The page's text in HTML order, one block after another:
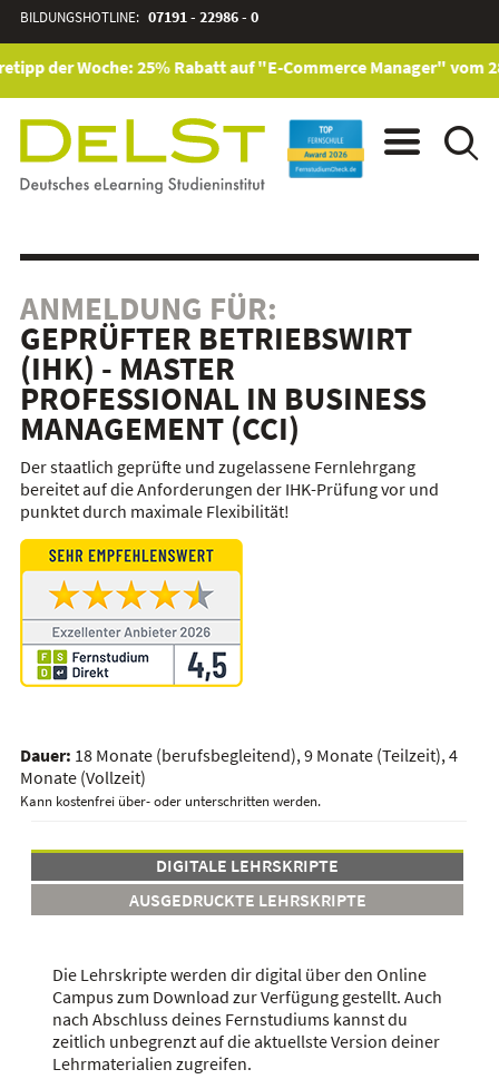
BILDUNGSHOTLINE: 07191 - 22986 - 0
der Woche: 25% Rabatt auf "E-Commerce Manager" vom
ANMELDUNG FÜR:
GEPRÜFTER BETRIEBSWIRT
(IHK) - MASTER
PROFESSIONAL IN BUSINESS
MANAGEMENT (CCI)
Der staatlich geprüfte und zugelassene Fernlehrgang
bereitet auf die Anforderungen der IHK-Prüfung vor und
punktet durch maximale Flexibilität!
Dauer: 18 Monate (berufsbegleitend), 9 Monate (Teilzeit), 4
Monate (Vollzeit)
Kann kostenfrei über- oder unterschritten werden.
DIGITALE LEHRSKRIPTE
AUSGEDRUCKTE LEHRSKRIPTE
Die Lehrskripte werden dir digital über den Online
Campus zum Download zur Verfügung gestellt. Auch
nach Abschluss deines Fernstudiums kannst du
zeitlich unbegrenzt auf die aktuellste Version deiner
Lehrmaterialien zugreifen.